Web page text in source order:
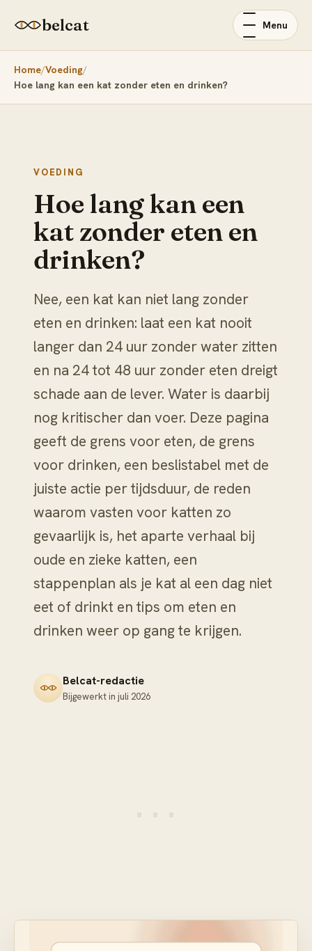
belcat Menu
Home Voeding
Hoe lang kan een kat zonder eten en drinken?
VOEDING
Hoe lang kan een
kat zonder eten en
drinken?
Nee, een kat kan niet lang zonder
eten en drinken: laat een kat nooit
langer dan 24 uur zonder water zitten
en na 24 tot 48 uur zonder eten dreigt
schade aan de lever. Water is daarbij
nog kritischer dan voer. Deze pagina
geeft de grens voor eten, de grens
voor drinken, een beslistabel met de
juiste actie per tijdsduur, de reden
waarom vasten voor katten zo
gevaarlijk is, het aparte verhaal bij
oude en zieke katten, een
stappenplan als je kat al een dag niet
eet of drinkt en tips om eten en
drinken weer op gang te krijgen.
Belcat-redactie
Bijgewerkt in juli 2026